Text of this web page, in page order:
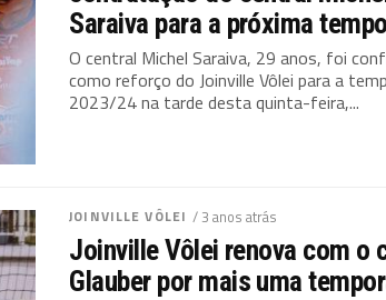
Saraiva para a próxima
O central Michel Saraiva, 29 anos, foi
como reforço do Joinville Vôlei para a
2023/24 na tarde desta quinta-feira,...
JOINVILLE VÔLEI / 3 anos atrás
Joinville Vôlei renova com o
Glauber por mais uma